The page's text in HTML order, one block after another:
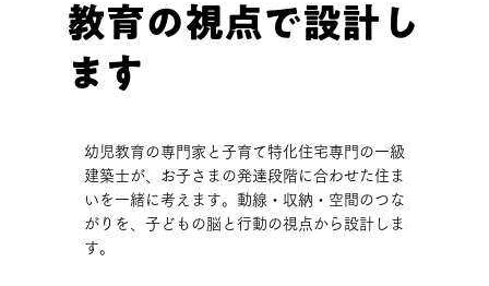
教育の視点で設計し
ます
幼児教育の専門家と子育て特化住宅専門の一級
建築士が、お子さまの発達段階に合わせた住ま
いを一緒に考えます。動線・収納・空間のつな
がりを、子どもの脳と行動の視点から設計しま
す。